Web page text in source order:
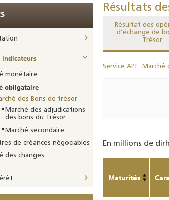
Résultats
Résultat des
d’échange de
Trésor
Service API :
En millions de
Maturités
indicateurs
monétaire
obligataire
des Bons de trésor
Marché des adjudications
des bons du Trésor
Marché secondaire
de créances négociables
des changes